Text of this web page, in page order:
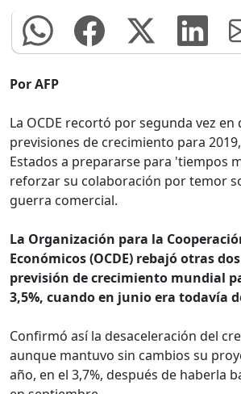
Por AFP
La OCDE recortó por segunda vez en
previsiones de crecimiento para
Estados a prepararse para 'tiempos
reforzar su colaboración por temor
guerra comercial.
La Organización para la
Económicos (OCDE) rebajó otras
previsión de crecimiento mundial
3,5%, cuando en junio era todavía
Confirmó así la desaceleración del
aunque mantuvo sin cambios su
año, en el 3,7%, después de haberla